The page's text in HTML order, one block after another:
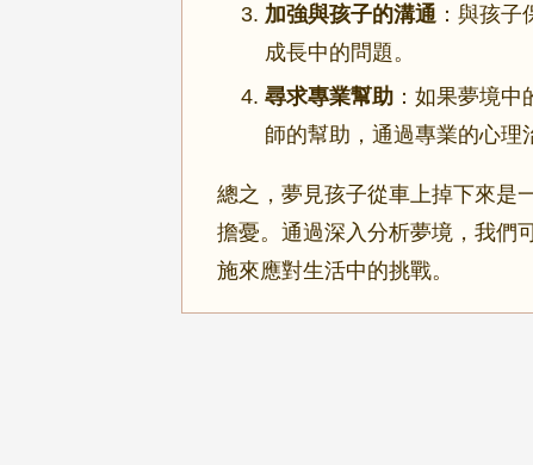
加強與孩子的溝通 ：與孩
成長中的問題。
尋求專業幫助 ：如果夢境
師的幫助，通過專業的心理
總之，夢見孩子從車上掉下來是
擔憂。通過深入分析夢境，我們
施來應對生活中的挑戰。